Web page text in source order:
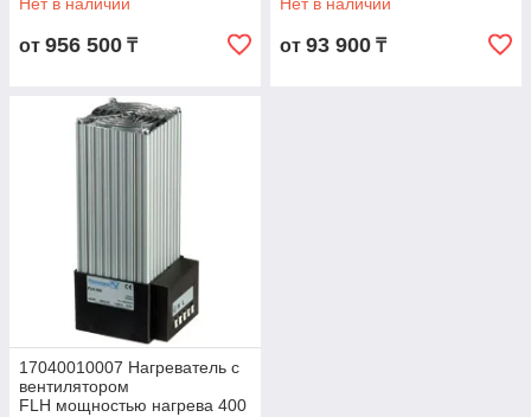
от 956 500 ₸ от 93 900 ₸
17040010007 Нагреватель с
вентилятором
FLH мощностью нагрева 400